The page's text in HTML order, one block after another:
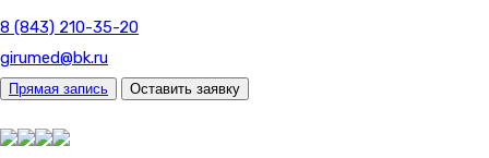
8 (843) 210-35-20
girumed@bk.ru
Прямая запись Оставить заявку